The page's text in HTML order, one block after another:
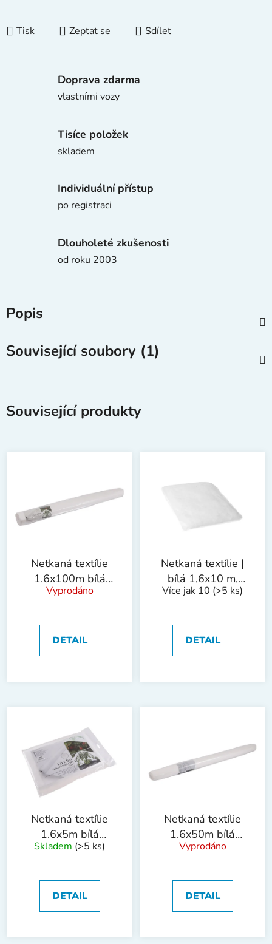
Tisk Zeptat se Sdílet
Doprava zdarma
vlastními vozy
Tisíce položek
skladem
Individuální přístup
po registraci
Dlouholeté zkušenosti
od roku 2003
Popis
Související soubory (1)
Související produkty
Netkaná textílie
1.6x100m bílá
17g/m2
Vyprodáno
DETAIL
Netkaná textílie |
bílá 1,6x10 m,
17g/m2
Více jak 10 (>5 ks)
DETAIL
Netkaná textílie
1.6x5m bílá
17g/m2
Skladem (>5 ks)
DETAIL
Netkaná textílie
1.6x50m bílá
17g/m2
Vyprodáno
DETAIL